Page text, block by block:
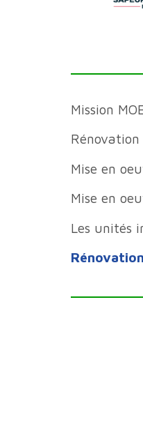
Mission
Mise en
Mise en
Les unités